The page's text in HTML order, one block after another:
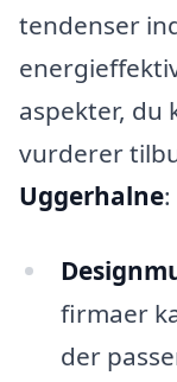
tendenser
aspekter, du
vurderer
Uggerhalne:
firmaer
der